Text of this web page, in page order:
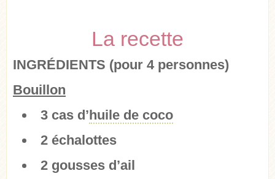
La recette
INGRÉDIENTS (pour 4 personnes)
Bouillon
3 cas d’huile de coco
2 échalottes
2 gousses d’ail